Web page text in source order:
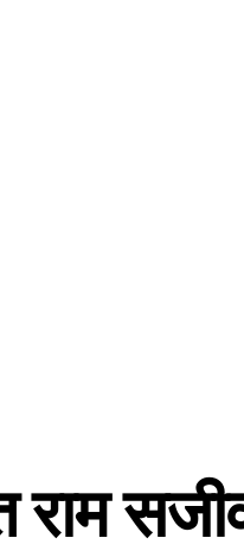
राम